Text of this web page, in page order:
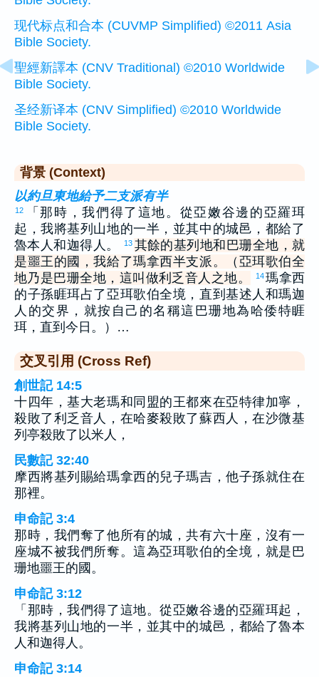
现代标点和合本 (CUVMP Simplified) ©2011 Asia
Bible Society.
聖經新譯本 (CNV Traditional) ©2010 Worldwide
Bible Society.
圣经新译本 (CNV Simplified) ©2010 Worldwide
Bible Society.
背景 (Context)
以約旦東地給予二支派有半
12
「那時，我們得了這地。從亞嫩谷邊的亞羅珥
起，我將基列山地的一半，並其中的城邑，都給了
魯本人和迦得人。
13 其餘的基列地和巴珊全地，就
是噩王的國，我給了瑪拿西半支派。（亞珥歌伯全
地乃是巴珊全地，這叫做利乏音人之地。
14瑪拿西
的子孫睚珥占了亞珥歌伯全境，直到基述人和瑪迦
人的交界，就按自己的名稱這巴珊地為哈倭特睚
珥，直到今日。）…
交叉引用 (Cross Ref)
創世記 14:5
十四年，基大老瑪和同盟的王都來在亞特律加寧，
殺敗了利乏音人，在哈麥殺敗了蘇西人，在沙微基
列亭殺敗了以米人，
民數記 32:40
摩西將基列賜給瑪拿西的兒子瑪吉，他子孫就住在
那裡。
申命記 3:4
那時，我們奪了他所有的城，共有六十座，沒有一
座城不被我們所奪。這為亞珥歌伯的全境，就是巴
珊地噩王的國。
申命記 3:12
「那時，我們得了這地。從亞嫩谷邊的亞羅珥起，
我將基列山地的一半，並其中的城邑，都給了魯本
人和迦得人。
申命記 3:14